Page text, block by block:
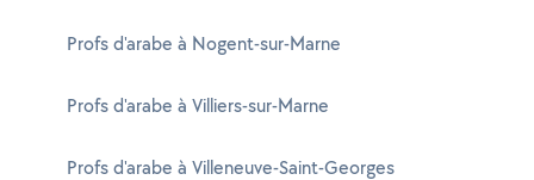
Profs d'arabe à Nogent-sur-Marne
Profs d'arabe à Villiers-sur-Marne
Profs d'arabe à Villeneuve-Saint-Georges